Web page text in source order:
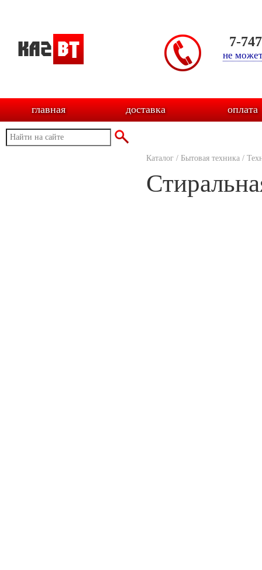
7-
не
главная доставка оплата
Каталог / Бытовая техника /